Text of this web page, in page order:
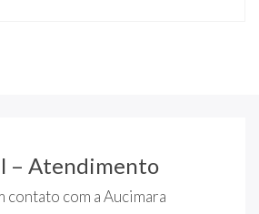
– Atendimento
contato com a Aucimara